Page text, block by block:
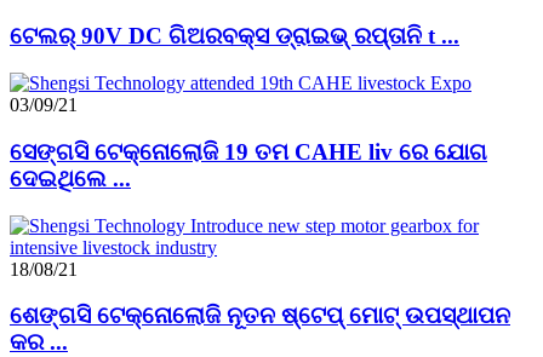
ଟେଲର୍ 90V DC ଗିଅରବକ୍ସ ଡ୍ରାଇଭ୍ ରପ୍ତାନି t ...
03/09/21
ସେଙ୍ଗସି ଟେକ୍ନୋଲୋଜି 19 ତମ CAHE liv ରେ ଯୋଗ
ଦେଇଥିଲେ ...
18/08/21
ଶେଙ୍ଗସି ଟେକ୍ନୋଲୋଜି ନୂତନ ଷ୍ଟେପ୍ ମୋଟ୍ ଉପସ୍ଥାପନ
କର ...